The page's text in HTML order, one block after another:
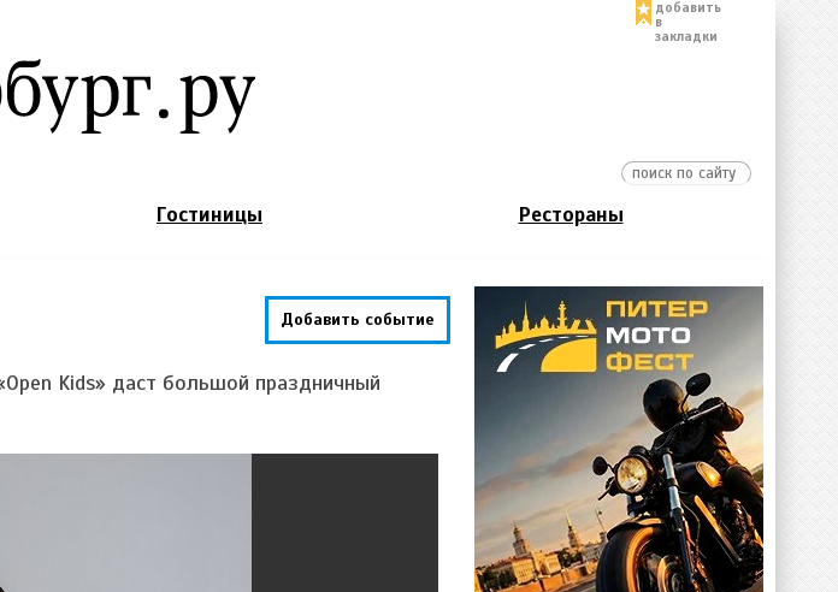
добавить
в
закладки
Гостиницы Рестораны
Добавить событие
Kids» даст большой праздничный